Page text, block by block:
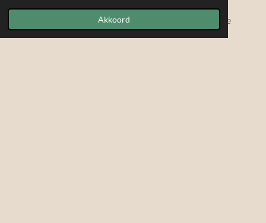
Akkoord
© 2026 Studio of Gifts — Rust • sfeer • verfijnde
cadeaucollecties